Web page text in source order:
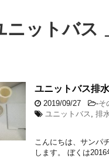
ニットバス
ユニットバス排
2019/09/27 -そ
ユニットバス , 排
こんにちは、サンパ
します。 ぼくは